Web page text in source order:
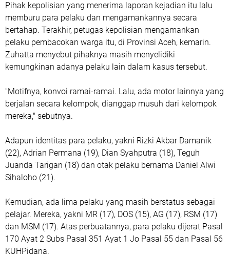
Pihak kepolisian yang menerima laporan kejadian itu lalu
memburu para pelaku dan mengamankannya secara
bertahap. Terakhir, petugas kepolisian mengamankan
pelaku pembacokan warga itu, di Provinsi Aceh, kemarin.
Zuhatta menyebut pihaknya masih menyelidiki
kemungkinan adanya pelaku lain dalam kasus tersebut.
"Motifnya, konvoi ramai-ramai. Lalu, ada motor lainnya yang
berjalan secara kelompok, dianggap musuh dari kelompok
mereka," sebutnya.
Adapun identitas para pelaku, yakni Rizki Akbar Damanik
(22), Adrian Permana (19), Dian Syahputra (18), Teguh
Juanda Tarigan (18) dan otak pelaku bernama Daniel Alwi
Sihaloho (21).
Kemudian, ada lima pelaku yang masih berstatus sebagai
pelajar. Mereka, yakni MR (17), DOS (15), AG (17), RSM (17)
dan MSM (17). Atas perbuatannya, para pelaku dijerat Pasal
170 Ayat 2 Subs Pasal 351 Ayat 1 Jo Pasal 55 dan Pasal 56
KUHPidana.